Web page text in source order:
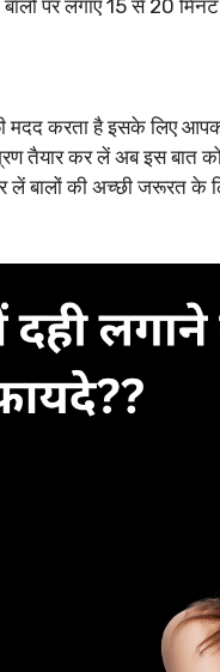
पर लगाएं 15 से 20
मदद करता है इसके लिए
तैयार कर लें अब इस बात
बालों की अच्छी जरूरत के